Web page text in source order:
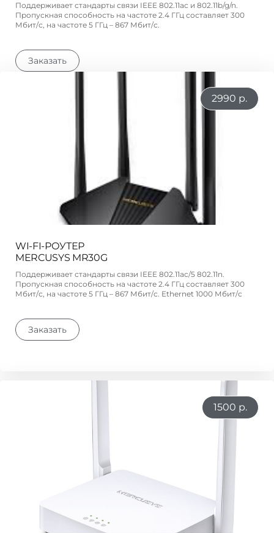
Поддерживает стандарты связи IEEE 802.11ac и 802.11b/g/n.
Пропускная способность на частоте 2.4 ГГц составляет 300
Мбит/с, на частоте 5 ГГц – 867 Мбит/с.
Заказать
2990 р.
WI-FI-РОУТЕР
MERCUSYS MR30G
Поддерживает стандарты связи IEEE 802.11ac/5 802.11n.
Пропускная способность на частоте 2.4 ГГц составляет 300
Мбит/с, на частоте 5 ГГц – 867 Мбит/с. Ethernet 1000 Мбит/с
Заказать
1500 р.